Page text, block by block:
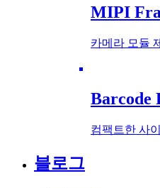
MIPI
카메라 모듈
Barcode
컴팩트한 사
블로그